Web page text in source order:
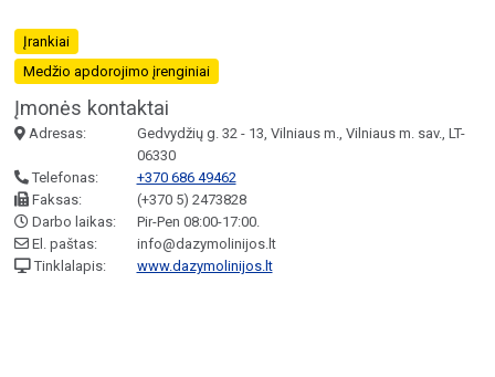
Įrankiai
Medžio apdorojimo įrenginiai
Įmonės kontaktai
Adresas:
Gedvydžių g. 32 - 13, Vilniaus m., Vilniaus m. sav., LT-
06330
Telefonas:
+370 686 49462
Faksas:
(+370 5) 2473828
Darbo laikas:
Pir-Pen 08:00-17:00.
El. paštas:
info@dazymolinijos.lt
Tinklalapis:
www.dazymolinijos.lt